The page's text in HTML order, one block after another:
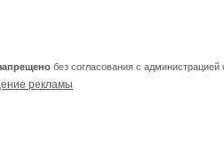
без согласования с администрацией
рекламы